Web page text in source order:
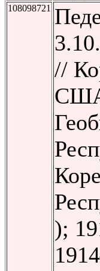
108098721
//
);